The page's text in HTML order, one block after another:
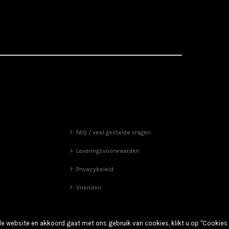
FAQ / veel gestelde vragen
Leveringsvoorwaarden
Privacybeleid
Vrienden
website en akkoord gaat met ons gebruik van cookies, klikt u op "Cookies